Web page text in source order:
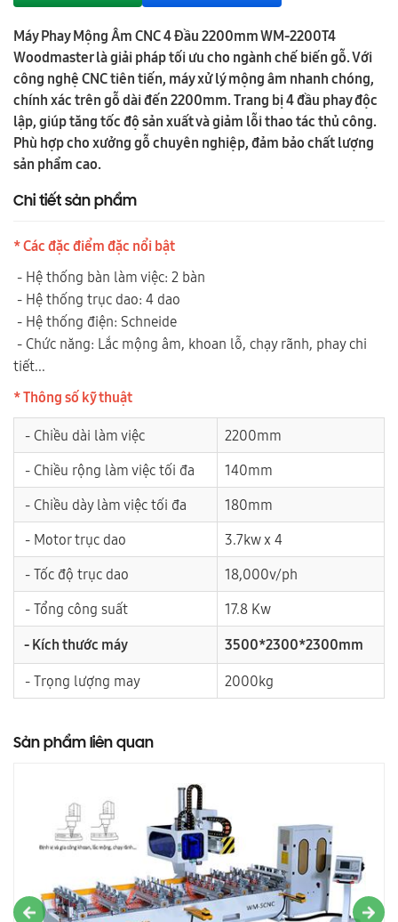
Máy Phay Mộng Âm CNC 4 Đầu 2200mm WM-2200T4
Woodmaster là giải pháp tối ưu cho ngành chế biến gỗ. Với
công nghệ CNC tiên tiến, máy xử lý mộng âm nhanh chóng,
chính xác trên gỗ dài đến 2200mm. Trang bị 4 đầu phay độc
lập, giúp tăng tốc độ sản xuất và giảm lỗi thao tác thủ công.
Phù hợp cho xưởng gỗ chuyên nghiệp, đảm bảo chất lượng
sản phẩm cao.
Chi tiết sản phẩm
* Các đặc điểm đặc nổi bật
- Hệ thống bàn làm việc: 2 bàn
- Hệ thống trục dao: 4 dao
- Hệ thống điện: Schneide
- Chức năng: Lắc mộng âm, khoan lỗ, chạy rãnh, phay chi
tiết...
* Thông số kỹ thuật
- Chiều dài làm việc
2200mm
- Chiều rộng làm việc tối đa
140mm
- Chiều dày làm việc tối đa
180mm
- Motor trục dao
3.7kw x 4
- Tốc độ trục dao
18,000v/ph
- Tổng công suất
17.8 Kw
- Kích thước máy
3500*2300*2300mm
- Trọng lượng may
2000kg
Sản phẩm liên quan